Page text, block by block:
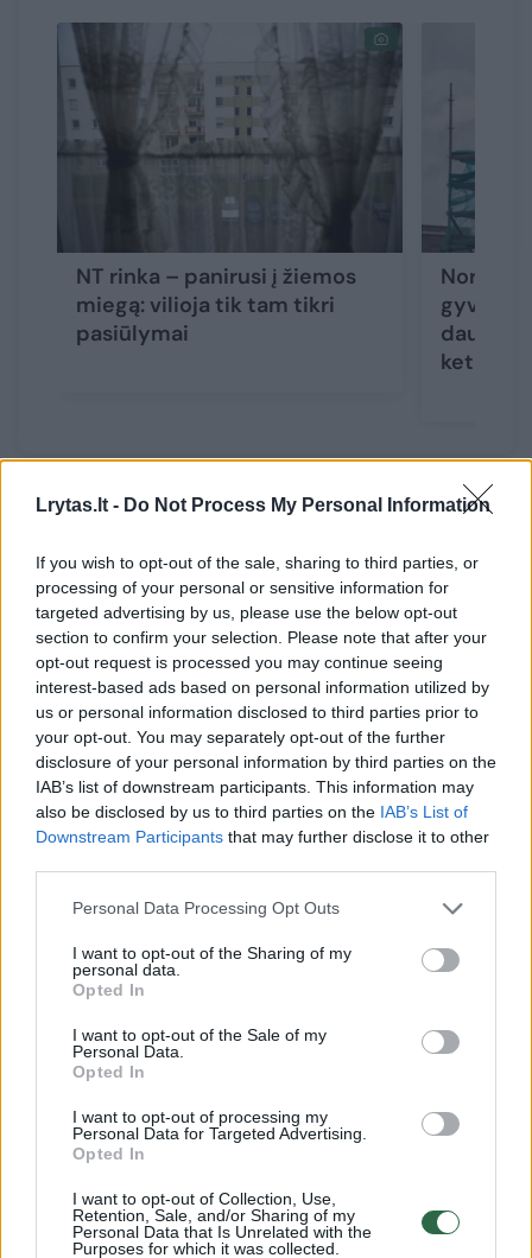
Lrytas.lt - Do Not Process My Personal Information
If you wish to opt-out of the sale, sharing to third parties, or
processing of your personal or sensitive information for
targeted advertising by us, please use the below opt-out
section to confirm your selection. Please note that after your
opt-out request is processed you may continue seeing
interest-based ads based on personal information utilized by
us or personal information disclosed to third parties prior to
your opt-out. You may separately opt-out of the further
disclosure of your personal information by third parties on the
IAB’s list of downstream participants. This information may
also be disclosed by us to third parties on the IAB’s List of
Downstream Participants that may further disclose it to other
Personal Data Processing Opt Outs
I want to opt-out of the Sharing of my
personal data.
Opted In
I want to opt-out of the Sale of my
Personal Data.
Opted In
I want to opt-out of processing my
Personal Data for Targeted Advertising.
Opted In
I want to opt-out of Collection, Use,
Retention, Sale, and/or Sharing of my
Personal Data that Is Unrelated with the
Purposes for which it was collected.
NT rinka – panirusi į žiemos
miegą: vilioja tik tam tikri
pasiūlymai
Nors
ketina
„Pandemijos padiktuota tendencija keltis į
namą miesto pakraštyje ar užmiestyje išlieka.
Neretu atveju už buto centrinėje miesto
dalyje sumą gyventojai gali įsigyti ar
pasistatyti didesnio ploto gyvenamąjį būstą
atokiau nuo centro. Tokį sprendimą dažnai
renkasi šeimos, kurios ieško erdvės ir daugiau
privatumo“, − komentuoja P. Ladziato.
Sprendimą pirkti – gerai pasveria
Pasak „Swedbank“ atstovo, nepaisant
išaugusių būsto kainų, didžioji dalis
gyventojų į banką kreipiasi jau sukaupę
pradinį įnašą būsto įsigijimui ir nesiskolina
maksimalios sumos, ir tai liudija apie didesnį
EURIBOR ir vyraujant aukštai infliacijai, kuri
atsiliepia statybinių žaliavų kainoms bei